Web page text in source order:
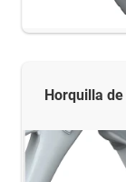
Horquilla de